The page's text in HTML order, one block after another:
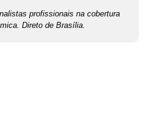
profissionais na cobertura
Direto de Brasília.